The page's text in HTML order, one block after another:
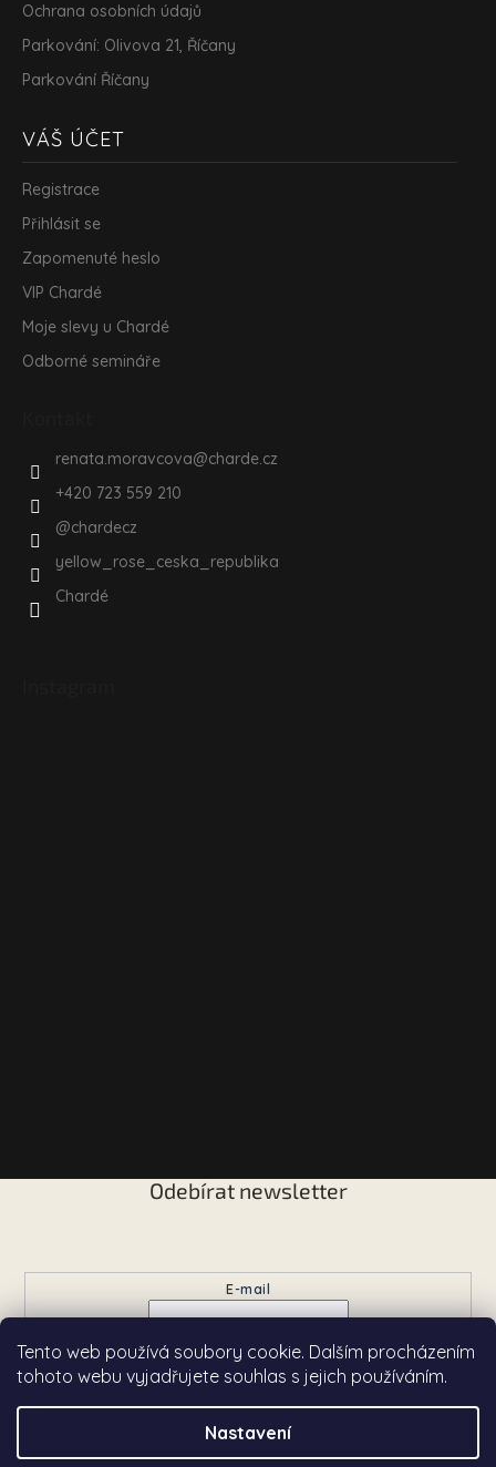
Tento web používá soubory cookie. Dalším procházením
tohoto webu vyjadřujete souhlas s jejich používáním.
Nastavení
Ochrana osobních údajů
Parkování: Olivova 21, Říčany
Parkování Říčany
VÁŠ ÚČET
Registrace
Přihlásit se
Zapomenuté heslo
VIP Chardé
Moje slevy u Chardé
Odborné semináře
renata.moravcova@charde.cz
+420 723 559 210
@chardecz
yellow_rose_ceska_republika
Chardé
Odebírat newsletter
E-mail
Přihlásit se
Copyright 2026Chardé. Všechna práva vyhrazena.